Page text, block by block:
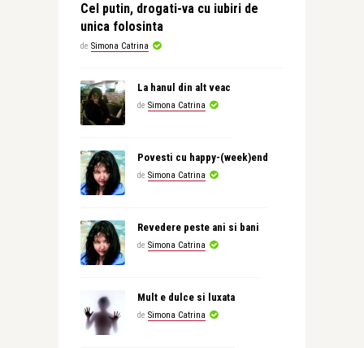
Cel putin, drogati-va cu iubiri de
unica folosinta
de Simona Catrina
La hanul din alt veac
de Simona Catrina
Povesti cu happy-(week)end
de Simona Catrina
Revedere peste ani si bani
de Simona Catrina
Mult e dulce si luxata
de Simona Catrina